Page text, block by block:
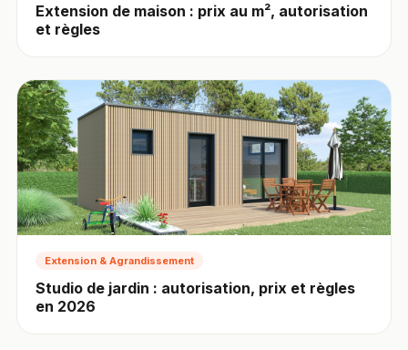
Extension de maison : prix au m², autorisation
et règles
Extension & Agrandissement
Studio de jardin : autorisation, prix et règles
en 2026